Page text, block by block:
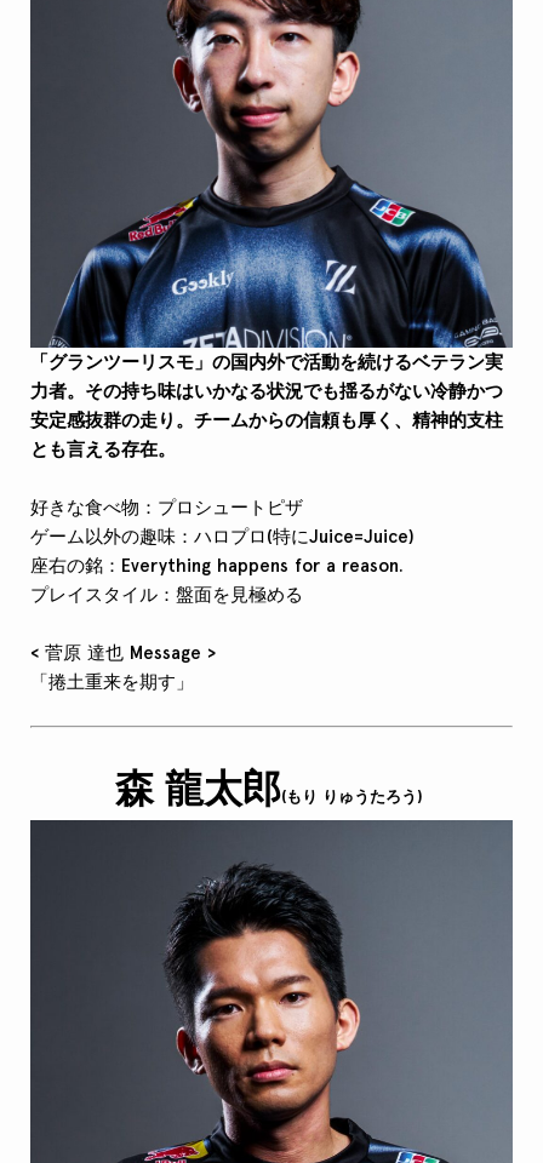
「グランツーリスモ」の国内外で活動を続けるベテラン実
力者。その持ち味はいかなる状況でも揺るがない冷静かつ
安定感抜群の走り。チームからの信頼も厚く、精神的支柱
とも言える存在。
好きな食べ物：プロシュートピザ
ゲーム以外の趣味：ハロプロ(特にJuice=Juice)
座右の銘：Everything happens for a reason.
プレイスタイル：盤面を見極める
< 菅原 達也 Message >
「捲土重来を期す」
森 龍太郎(もり りゅうたろう)